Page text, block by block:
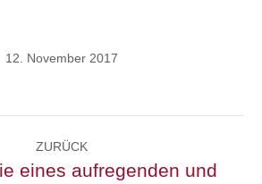
12. November 2017
ZURÜCK
eines aufregenden und